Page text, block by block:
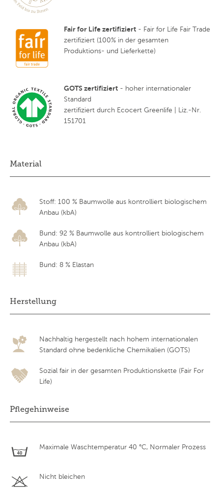
Fair for Life zertifiziert - Fair for Life Fair Trade
zertifiziert (100% in der gesamten
Produktions- und Lieferkette)
GOTS zertifiziert - hoher internationaler
Standard
zertifiziert durch Ecocert Greenlife | Liz.-Nr.
151701
Material
Stoff: 100 % Baumwolle aus kontrolliert biologischem
Anbau (kbA)
Bund: 92 % Baumwolle aus kontrolliert biologischem
Anbau (kbA)
Bund: 8 % Elastan
Herstellung
Nachhaltig hergestellt nach hohem internationalen
Standard ohne bedenkliche Chemikalien (GOTS)
Sozial fair in der gesamten Produktionskette (Fair For
Life)
Pflegehinweise
Maximale Waschtemperatur 40 °C, Normaler Prozess
Nicht bleichen